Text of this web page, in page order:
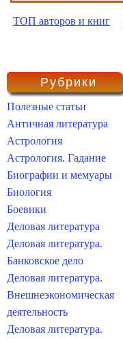
ТОП авторов и книг
Рубрики
Полезные статьи
Античная литература
Астрология
Астрология. Гадание
Биографии и мемуары
Биология
Боевики
Деловая литература
Деловая литература.
Банковское дело
Деловая литература.
Внешнеэкономическая
деятельность
Деловая литература.